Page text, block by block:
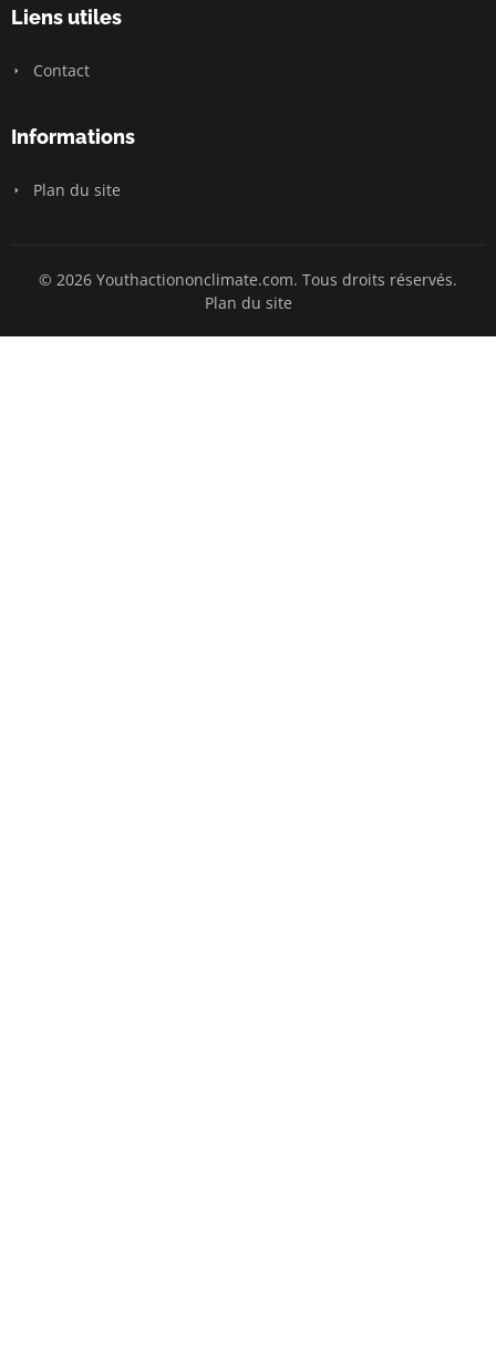
Liens utiles
Contact
Informations
Plan du site
© 2026 Youthactiononclimate.com. Tous droits réservés.
Plan du site